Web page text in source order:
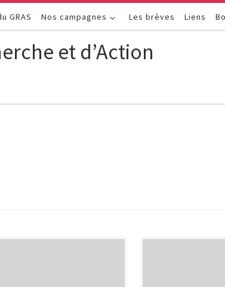
GRAS Nos campagnes Les brèves Liens
et d’Action